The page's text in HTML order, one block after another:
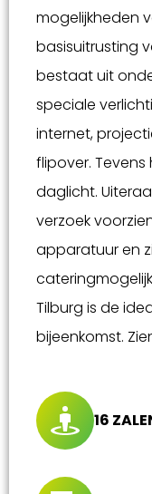
mogelijkheden
basisuitrusting
bestaat uit
speciale
internet,
flipover.
daglicht.
verzoek
apparatuur en
Tilburg is de
bijeenkomst.
16